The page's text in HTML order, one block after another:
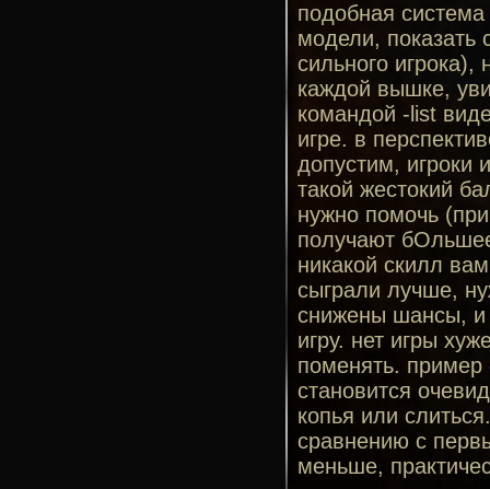
подобная
модели, показать
сильного игрока),
каждой вышке,
командой -list
игре. в
допустим, игроки
такой жестокий
нужно помочь
получают
никакой скилл
сыграли лучше,
снижены шансы, и
игру. нет игры
поменять. пример
становится
копья или
сравнению с
меньше,